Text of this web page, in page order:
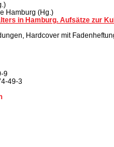
Hamburg (Hg.)
in Hamburg. Aufsätze zur
Hardcover mit
9
49-3